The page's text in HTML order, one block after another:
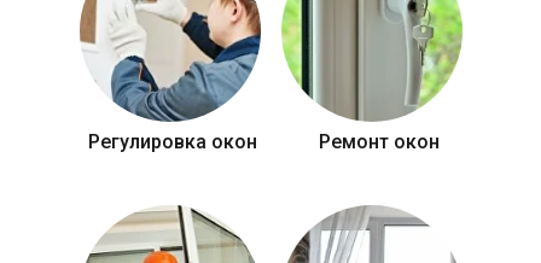
Регулировка окон Ремонт окон